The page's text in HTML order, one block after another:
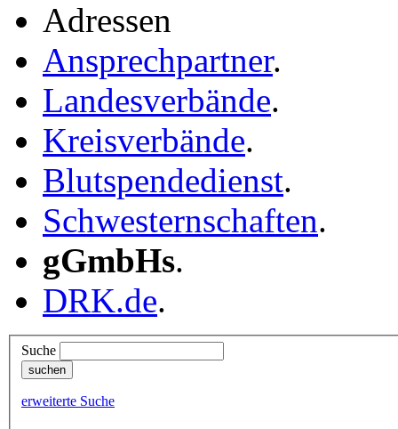
Adressen
Ansprechpartner.
Landesverbände.
Kreisverbände.
Blutspendedienst.
Schwesternschaften.
gGmbHs.
DRK.de.
Suche
erweiterte Suche